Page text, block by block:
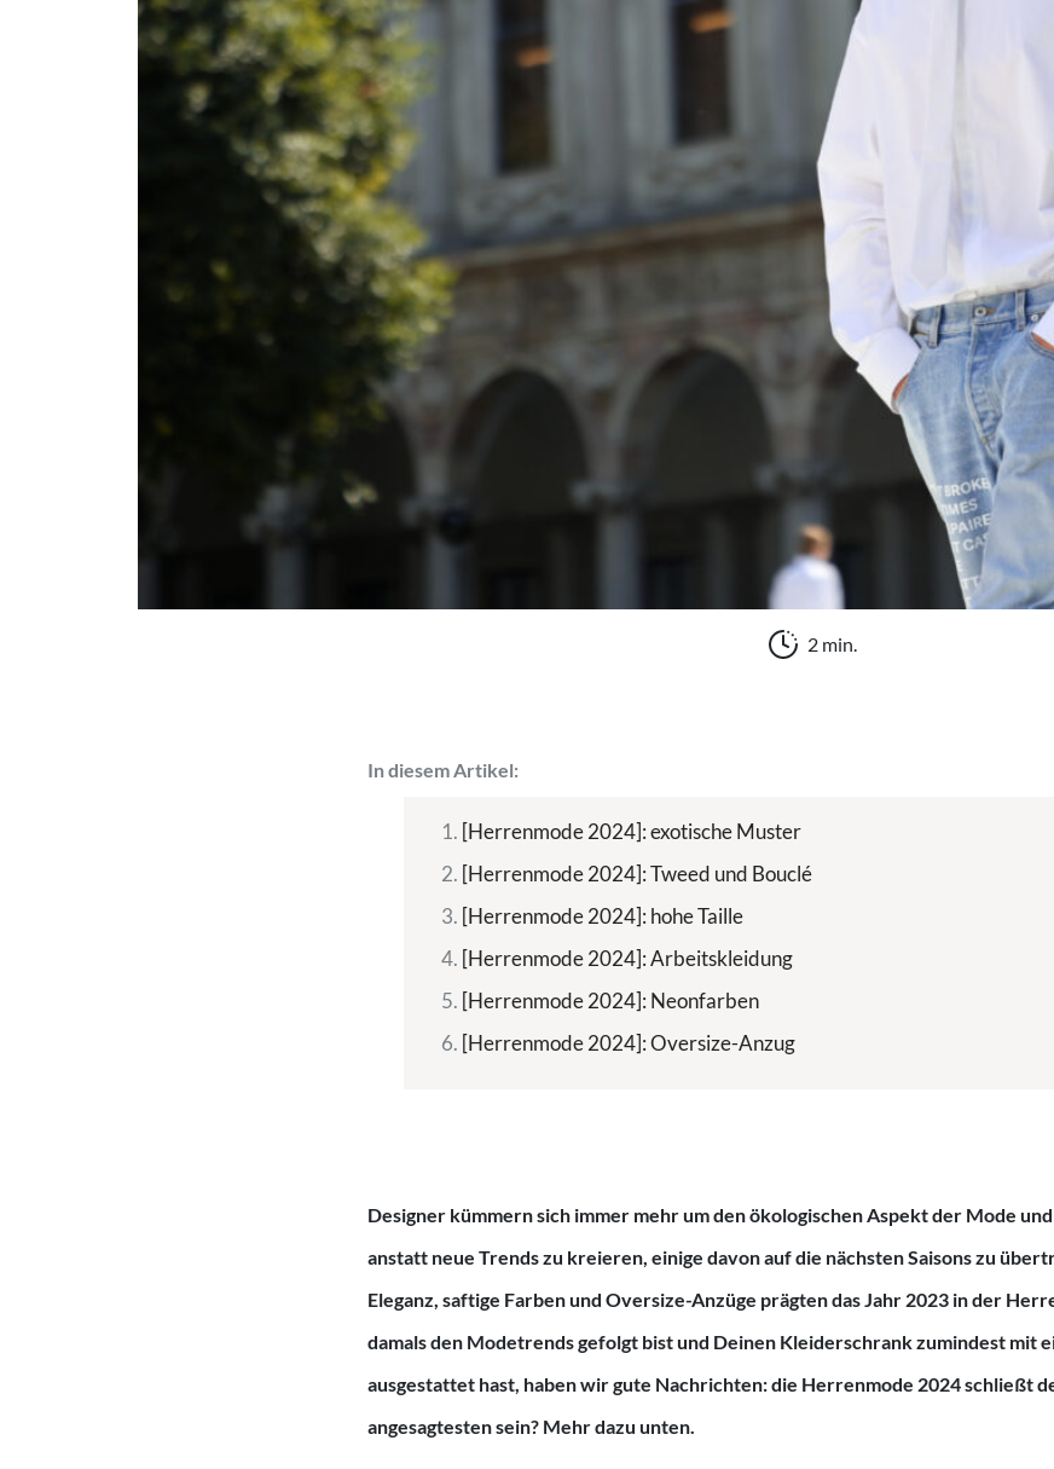
2 min.
In diesem Artikel:
[Herrenmode 2024]: exotische Muster
[Herrenmode 2024]: Tweed und Bouclé
[Herrenmode 2024]: hohe Taille
[Herrenmode 2024]: Arbeitskleidung
[Herrenmode 2024]: Neonfarben
[Herrenmode 2024]: Oversize-Anzug
Designer kümmern sich immer mehr um den ökologischen Aspekt der Mode
anstatt neue Trends zu kreieren, einige davon auf die nächsten Saisons zu
Eleganz, saftige Farben und Oversize-Anzüge prägten das Jahr 2023 in der
damals den Modetrends gefolgt bist und Deinen Kleiderschrank zumindest mit
ausgestattet hast, haben wir gute Nachrichten: die Herrenmode 2024 schließt
angesagtesten sein? Mehr dazu unten.